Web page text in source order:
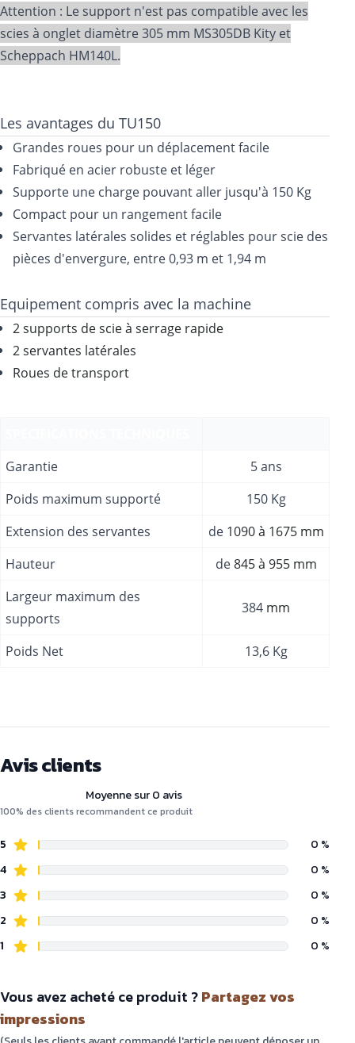
Attention : Le support n'est pas compatible avec les
scies à onglet diamètre 305 mm MS305DB Kity et
Scheppach HM140L.
Les avantages du TU150
Grandes roues pour un déplacement facile
Fabriqué en acier robuste et léger
Supporte une charge pouvant aller jusqu'à 150 Kg
Compact pour un rangement facile
Servantes latérales solides et réglables pour scie des
pièces d'envergure, entre 0,93 m et 1,94 m
Equipement compris avec la machine
2 supports de scie à serrage rapide
2 servantes latérales
Roues de transport
Garantie
5 ans
Poids maximum supporté
150 Kg
Extension des servantes
de 1090 à 1675 mm
Hauteur
de845 à 955 mm
Largeur maximum des
supports
384 mm
Poids Net 13,6 Kg
Avis clients
Moyenne sur 0 avis
100% des clients recommandent ce produit
5
0 %
4
0 %
3
0 %
2
0 %
1
0 %
Vous avez acheté ce produit ?Partagez vos
impressions